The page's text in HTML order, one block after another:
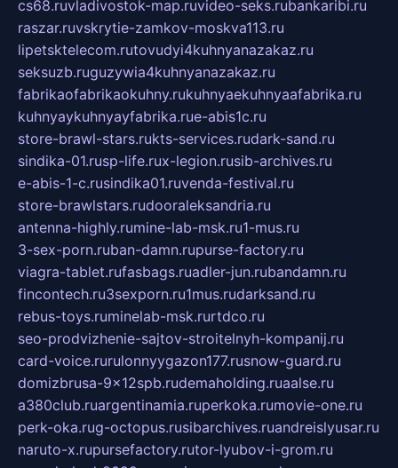
cs68.ruvladivostok-map.ruvideo-seks.rubankaribi.ru
raszar.ruvskrytie-zamkov-moskva113.ru
lipetsktelecom.rutovudyi4kuhnyanazakaz.ru
seksuzb.ruguzywia4kuhnyanazakaz.ru
fabrikaofabrikaokuhny.rukuhnyaekuhnyaafabrika.ru
kuhnyaykuhnyayfabrika.rue-abis1c.ru
store-brawl-stars.rukts-services.rudark-sand.ru
sindika-01.rusp-life.rux-legion.rusib-archives.ru
e-abis-1-c.rusindika01.ruvenda-festival.ru
store-brawlstars.rudooraleksandria.ru
antenna-highly.rumine-lab-msk.ru1-mus.ru
3-sex-porn.ruban-damn.rupurse-factory.ru
viagra-tablet.rufasbags.ruadler-jun.rubandamn.ru
fincontech.ru3sexporn.ru1mus.rudarksand.ru
rebus-toys.ruminelab-msk.rurtdco.ru
seo-prodvizhenie-sajtov-stroitelnyh-kompanij.ru
card-voice.rurulonnyygazon177.rusnow-guard.ru
domizbrusa-9x12spb.rudemaholding.ruaalse.ru
a380club.ruargentinamia.ruperkoka.rumovie-one.ru
perk-oka.rug-octopus.rusibarchives.ruandreislyusar.ru
naruto-x.rupursefactory.rutor-lyubov-i-grom.ru